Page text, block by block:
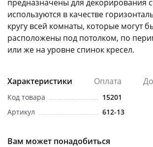
предназначены для декорирования
используются в качестве
кругу всей комнаты, которые могут
расположены под потолком, по
или же на уровне спинок кресел.
Характеристики Оплата
Код товара
15201
Артикул
612-13
Вам может понадобиться